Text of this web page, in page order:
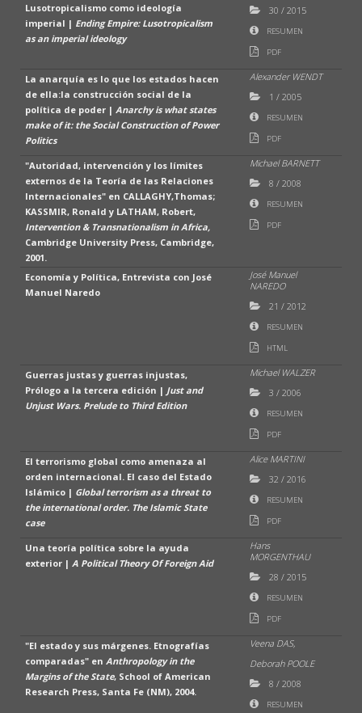
Lusotropicalismo como ideología
imperial | Ending Empire: Lusotropicalism
as an imperial ideology
30 /2015
RESUMEN
PDF
La anarquía es lo que los estados hacen
de ella:la construcción social de la
política de poder | Anarchy is what states
make of it: the Social Construction of Power
Politics
Alexander WENDT
1 /2005
RESUMEN
PDF
"Autoridad, intervención y los límites
externos de la Teoría de las Relaciones
Internacionales" en CALLAGHY,Thomas;
KASSMIR, Ronald y LATHAM, Robert,
Intervention & Transnationalism in Africa,
Cambridge University Press, Cambridge,
2001.
Michael BARNETT
8 /2008
RESUMEN
PDF
Economía y Política, Entrevista con José
Manuel Naredo
José Manuel
NAREDO
21 /2012
RESUMEN
HTML
Guerras justas y guerras injustas,
Prólogo a la tercera edición | Just and
Unjust Wars. Prelude to Third Edition
Michael WALZER
3 /2006
RESUMEN
PDF
El terrorismo global como amenaza al
orden internacional. El caso del Estado
Islámico | Global terrorism as a threat to
the international order. The Islamic State
case
Alice MARTINI
32 /2016
RESUMEN
PDF
Una teoría política sobre la ayuda
exterior | A Political Theory Of Foreign Aid
Hans
MORGENTHAU
28 /2015
RESUMEN
PDF
"El estado y sus márgenes. Etnografías
comparadas" en Anthropology in the
Margins of the State, School of American
Research Press, Santa Fe (NM), 2004.
Veena DAS,
Deborah POOLE
8 /2008
RESUMEN